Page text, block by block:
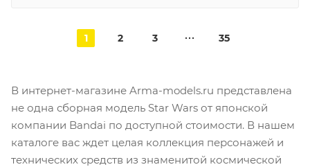
1 2 3 35
В интернет-магазине Arma-models.ru представлена
не одна сборная модель Star Wars от японской
компании Bandai по доступной стоимости. В нашем
каталоге вас ждет целая коллекция персонажей и
технических средств из знаменитой космической